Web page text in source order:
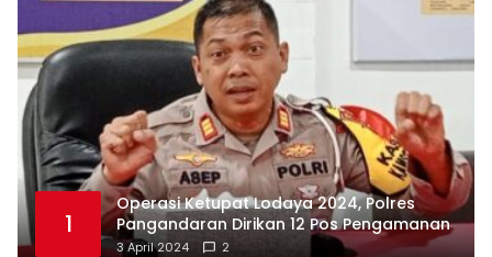
1
Operasi Ketupat Lodaya 2024, Polres
Pangandaran Dirikan 12 Pos Pengamanan
3 April 2024 2